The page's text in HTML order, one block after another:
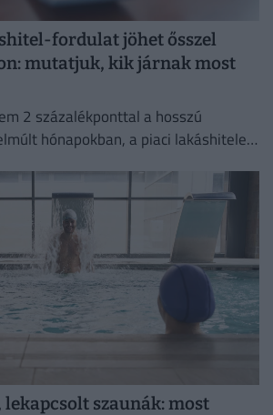
fordulat jöhet ősszel
mutatjuk, kik járnak most
2 százalékponttal a hosszú
hónapokban, a piaci lakáshitelek
lekapcsolt szaunák: most